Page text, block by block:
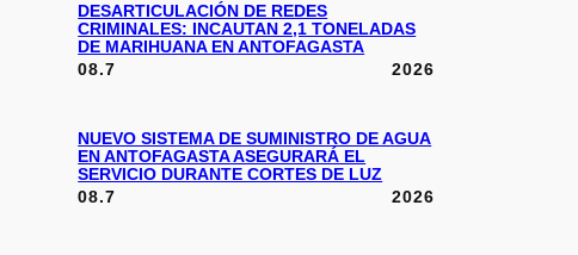
DESARTICULACIÓN DE REDES
CRIMINALES: INCAUTAN 2,1 TONELADAS
DE MARIHUANA EN ANTOFAGASTA
08.7
2026
NUEVO SISTEMA DE SUMINISTRO DE AGUA
EN ANTOFAGASTA ASEGURARÁ EL
SERVICIO DURANTE CORTES DE LUZ
08.7
2026